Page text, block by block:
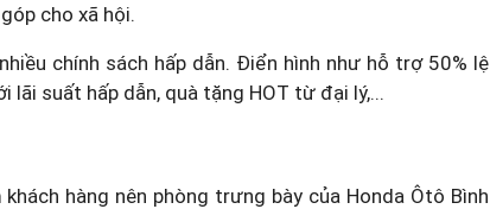
cho xã hội.
chính sách hấp dẫn. Điển hình như hỗ trợ 50% lệ
suất hấp dẫn, quà tặng HOT từ đại lý,...
hàng nên phòng trưng bày của Honda Ôtô Bình